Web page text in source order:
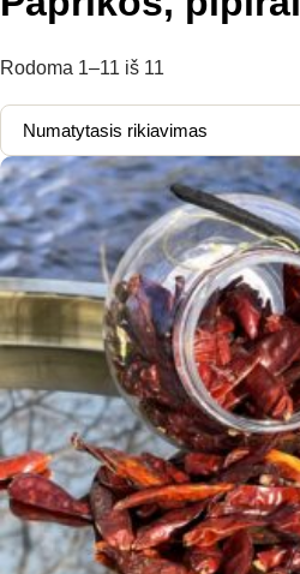
Rodoma 1–11 iš 11